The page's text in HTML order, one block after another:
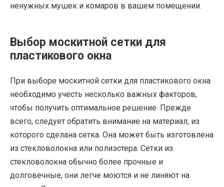
ненужных мушек и комаров в вашем помещении.
Выбор москитной сетки для
пластикового окна
При выборе москитной сетки для пластикового окна
необходимо учесть несколько важных факторов,
чтобы получить оптимальное решение. Прежде
всего, следует обратить внимание на материал, из
которого сделана сетка. Она может быть изготовлена
из стекловолокна или полиэстера. Сетки из
стекловолокна обычно более прочные и
долговечные, они легче моются и не линяют на